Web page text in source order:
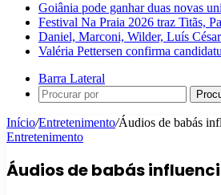
Goiânia pode ganhar duas novas
Festival Na Praia 2026 traz Titãs,
Daniel, Marconi, Wilder, Luís
Valéria Pettersen confirma
Barra Lateral
Início/Entretenimento/Áudios de babás
Entretenimento
Áudios de babás